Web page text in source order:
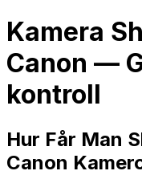
Kamera
Canon —
kontroll
Hur Får Man
Canon